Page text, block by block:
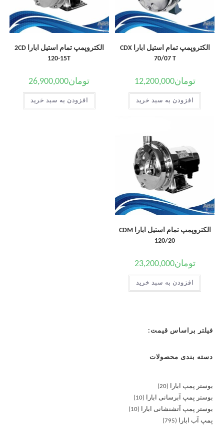
الکتروپمپ تمام استیل ابارا CDX
70/07 T
تومان12,200,000
افزودن به سبد خرید
الکتروپمپ تمام استیل ابارا 2CD
120-15T
تومان26,900,000
افزودن به سبد خرید
الکتروپمپ تمام استیل ابارا CDM
120/20
تومان23,200,000
افزودن به سبد خرید
فیلتر براساس قیمت:
دسته بندی محصولات
بوستر پمپ ابارا
20
بوستر پمپ آبرسانی ابارا
10
بوستر پمپ آتشنشانی ابارا
10
پمپ آب ابارا
795